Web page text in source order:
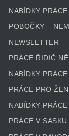
NABÍDKY
POBOČKY –
NEWSLETTER
PRÁCE ŘIDIČ
NABÍDKY
PRÁCE PRO
NABÍDKY
PRÁCE V SASKU